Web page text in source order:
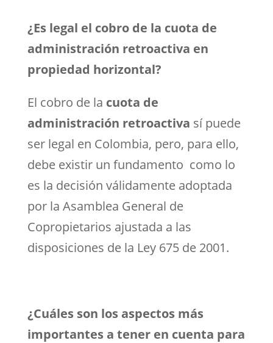
¿Es legal el cobro de la cuota de
administración retroactiva en
propiedad horizontal?
El cobro de la cuota de
administración retroactiva sí puede
ser legal en Colombia, pero, para ello,
debe existir un fundamento como lo
es la decisión válidamente adoptada
por la Asamblea General de
Copropietarios ajustada a las
disposiciones de la Ley 675 de 2001.
¿Cuáles son los aspectos más
importantes a tener en cuenta para